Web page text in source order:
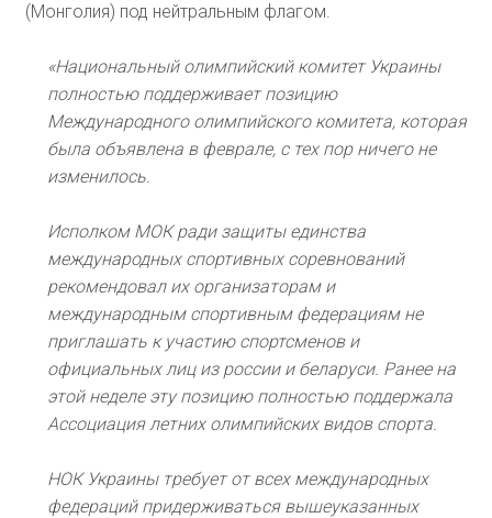
(Монголия) под нейтральным флагом.
«Национальный олимпийский комитет Украины
полностью поддерживает позицию
Международного олимпийского комитета, которая
была объявлена в феврале, с тех пор ничего не
изменилось.
Исполком МОК ради защиты единства
международных спортивных соревнований
рекомендовал их организаторам и
международным спортивным федерациям не
приглашать к участию спортсменов и
официальных лиц из россии и беларуси. Ранее на
этой неделе эту позицию полностью поддержала
Ассоциация летних олимпийских видов спорта.
НОК Украины требует от всех международных
федераций придерживаться вышеуказанных